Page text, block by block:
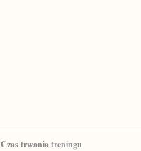
Czas trwania treningu